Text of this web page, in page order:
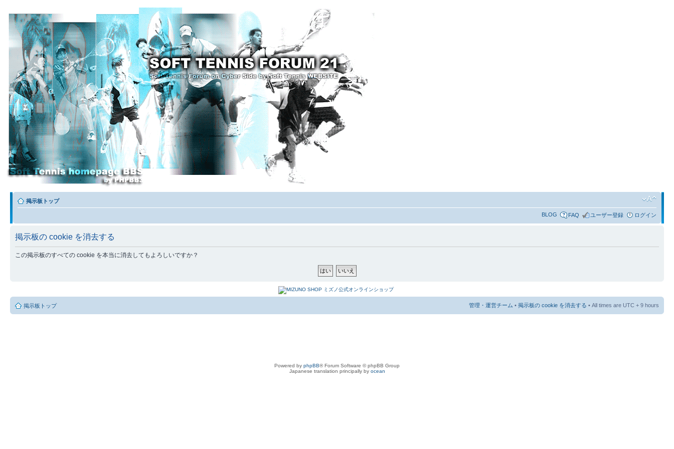
掲示板トップ
BLOG FAQ ユーザー登録 ログイン
掲示板の cookie を消去する
この掲示板のすべての cookie を本当に消去してもよろしいですか？
掲示板トップ 管理・運営チーム • 掲示板の cookie を消去する • All times are UTC + 9 hours
Powered by phpBB® Forum Software © phpBB Group
Japanese translation principally by ocean